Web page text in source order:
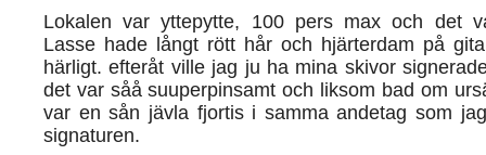
Lokalen var yttepytte, 100 pers max och det
Lasse hade långt rött hår och hjärterdam på
härligt. efteråt ville jag ju ha mina skivor
det var såå suuperpinsamt och liksom bad om
var en sån jävla fjortis i samma andetag som
signaturen.